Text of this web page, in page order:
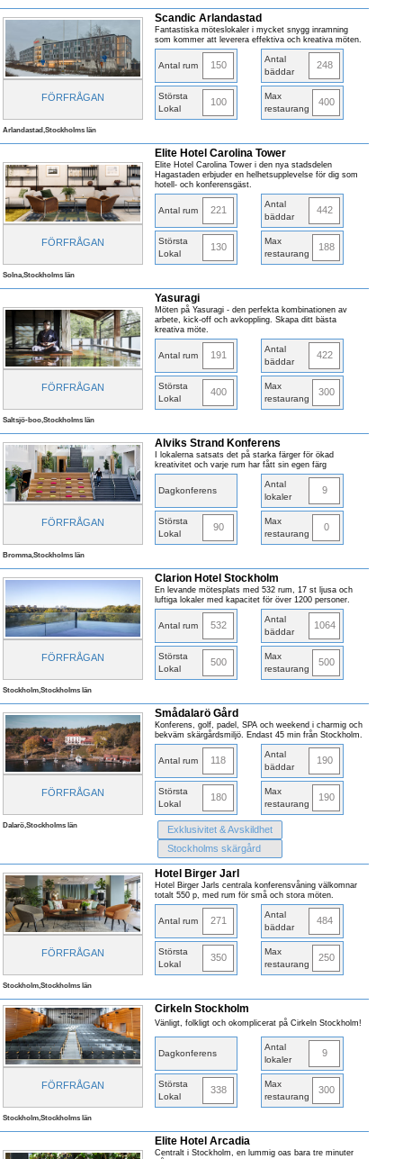
FÖRFRÅGAN
Scandic Arlandastad
Fantastiska möteslokaler i mycket snygg inramning
som kommer att leverera effektiva och kreativa möten.
Antal rum 150
Antal
bäddar
248
Största
Lokal
100
Max
restaurang
400
Arlandastad,Stockholms län
FÖRFRÅGAN
Elite Hotel Carolina Tower
Elite Hotel Carolina Tower i den nya stadsdelen
Hagastaden erbjuder en helhetsupplevelse för dig som
hotell- och konferensgäst.
Antal rum 221
Antal
bäddar
442
Största
Lokal
130
Max
restaurang
188
Solna,Stockholms län
FÖRFRÅGAN
Yasuragi
Möten på Yasuragi - den perfekta kombinationen av
arbete, kick-off och avkoppling. Skapa ditt bästa
kreativa möte.
Antal rum 191
Antal
bäddar
422
Största
Lokal
400
Max
restaurang
300
Saltsjö-boo,Stockholms län
FÖRFRÅGAN
Alviks Strand Konferens
I lokalerna satsats det på starka färger för ökad
kreativitet och varje rum har fått sin egen färg
Dagkonferens
Antal
lokaler
9
Största
Lokal
90
Max
restaurang
0
Bromma,Stockholms län
FÖRFRÅGAN
Clarion Hotel Stockholm
En levande mötesplats med 532 rum, 17 st ljusa och
luftiga lokaler med kapacitet för över 1200 personer.
Antal rum 532
Antal
bäddar
1064
Största
Lokal
500
Max
restaurang
500
Stockholm,Stockholms län
FÖRFRÅGAN
Smådalarö Gård
Konferens, golf, padel, SPA och weekend i charmig och
bekväm skärgårdsmiljö. Endast 45 min från Stockholm.
Antal rum 118
Antal
bäddar
190
Största
Lokal
180
Max
restaurang
190
Dalarö,Stockholms län
Exklusivitet & Avskildhet
Stockholms skärgård
FÖRFRÅGAN
Hotel Birger Jarl
Hotel Birger Jarls centrala konferensvåning välkomnar
totalt 550 p, med rum för små och stora möten.
Antal rum 271
Antal
bäddar
484
Största
Lokal
350
Max
restaurang
250
Stockholm,Stockholms län
FÖRFRÅGAN
Cirkeln Stockholm
Vänligt, folkligt och okomplicerat på Cirkeln Stockholm!
Dagkonferens
Antal
lokaler
9
Största
Lokal
338
Max
restaurang
300
Stockholm,Stockholms län
Elite Hotel Arcadia
Centralt i Stockholm, en lummig oas bara tre minuter